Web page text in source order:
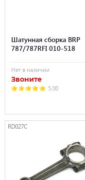
Шатунная сборка BRP
787/787RFI 010-518
Нет в наличии
Звоните
5.00
RD027C